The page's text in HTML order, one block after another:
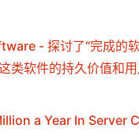
- 探讨了“完成的
软件的持久价值和用
a Year In Server